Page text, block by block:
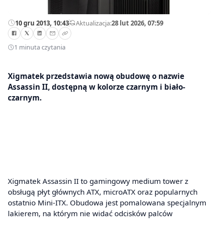
10 gru 2013, 10:43—Aktualizacja:28 lut 2026, 07:59
1 minuta czytania
Xigmatek przedstawia nową obudowę o nazwie
Assassin II, dostępną w kolorze czarnym i biało-
czarnym.
Xigmatek Assassin II to gamingowy medium tower z
obsługą płyt głównych ATX, microATX oraz popularnych
ostatnio Mini-ITX. Obudowa jest pomalowana specjalnym
lakierem, na którym nie widać odcisków palców